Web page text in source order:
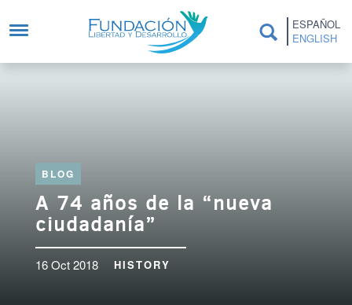
ESPAÑOL
ENGLISH
BLOG
A 74 años de la “nueva
ciudadanía”
16 Oct 2018 HISTORY